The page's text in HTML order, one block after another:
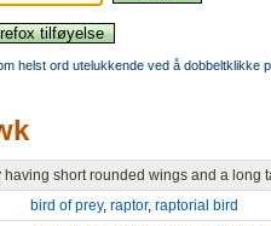
helst ord utelukkende ved å dobbeltklikke
short rounded wings and a long
bird of prey, raptor, raptorial bird